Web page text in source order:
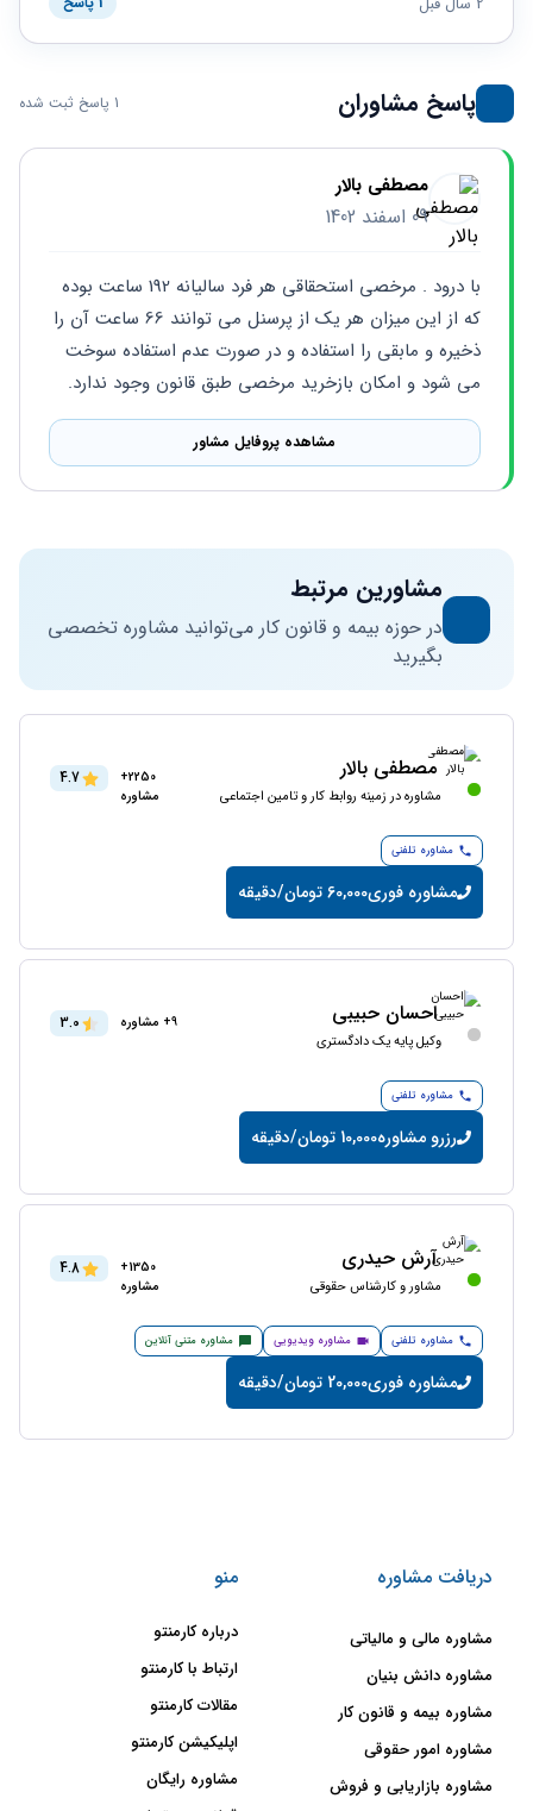
مهریه
حقوقی
خانواده
حقوقی
کسب
و کار
سئو و
سازی
سایت
شرکت
پاسخ مشاوران 1 پاسخ ثبت شده
مصطفی بالار
09 اسفند 1402
می شود و امکان بازخرید مرخصی طبق قانون وجود ندارد.
مشاهده پروفایل مشاور
مشاورین مرتبط
در حوزه بیمه و قانون کار می‌توانید مشاوره تخصصی
بگیرید
مصطفی بالار
مشاوره در زمینه روابط کار و تامین اجتماعی
2250+
مشاوره
4.7
مشاوره تلفنی
مشاوره فوری60,000 تومان/دقیقه
احسان حبیبی
وکیل پایه یک دادگستری
9+ مشاوره 3.0
مشاوره تلفنی
رزرو مشاوره10,000 تومان/دقیقه
آرش حیدری
مشاور و کارشناس حقوقی
1350+
مشاوره
4.8
مشاوره تلفنی مشاوره ویدیویی مشاوره متنی آنلاین
مشاوره فوری20,000 تومان/دقیقه
دریافت مشاوره
مشاوره مالی و مالیاتی
مشاوره دانش بنیان
مشاوره بیمه و قانون کار
مشاوره امور حقوقی
مشاوره بازاریابی و فروش
منو
درباره کارمنتو
ارتباط با کارمنتو
مقالات کارمنتو
اپلیکیشن کارمنتو
مشاوره رایگان